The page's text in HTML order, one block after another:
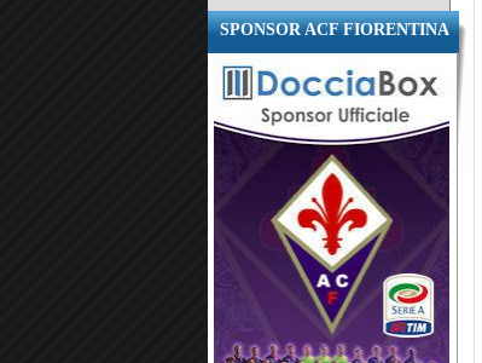
SPONSOR ACF FIORENTINA